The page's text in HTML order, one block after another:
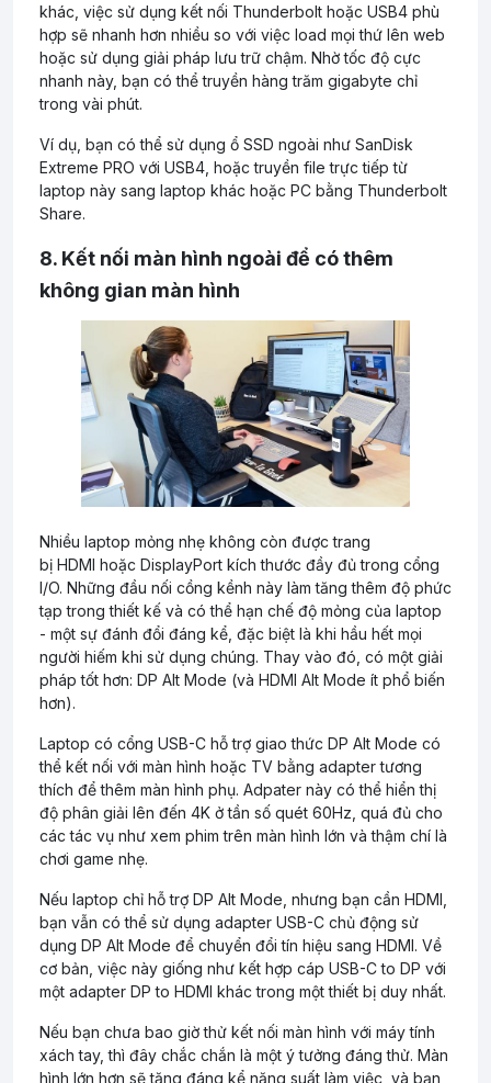
khác, việc sử dụng kết nối Thunderbolt hoặc USB4 phù
hợp sẽ nhanh hơn nhiều so với việc load mọi thứ lên web
hoặc sử dụng giải pháp lưu trữ chậm. Nhờ tốc độ cực
nhanh này, bạn có thể truyền hàng trăm gigabyte chỉ
trong vài phút.
Ví dụ, bạn có thể sử dụng ổ SSD ngoài như SanDisk
Extreme PRO với USB4, hoặc truyền file trực tiếp từ
laptop này sang laptop khác hoặc PC bằng Thunderbolt
Share.
8. Kết nối màn hình ngoài để có thêm
không gian màn hình
Nhiều laptop mỏng nhẹ không còn được trang
bị HDMI hoặc DisplayPort kích thước đầy đủ trong cổng
I/O. Những đầu nối cồng kềnh này làm tăng thêm độ phức
tạp trong thiết kế và có thể hạn chế độ mỏng của laptop
- một sự đánh đổi đáng kể, đặc biệt là khi hầu hết mọi
người hiếm khi sử dụng chúng. Thay vào đó, có một giải
pháp tốt hơn: DP Alt Mode (và HDMI Alt Mode ít phổ biến
hơn).
Laptop có cổng USB-C hỗ trợ giao thức DP Alt Mode có
thể kết nối với màn hình hoặc TV bằng adapter tương
thích để thêm màn hình phụ. Adpater này có thể hiển thị
độ phân giải lên đến 4K ở tần số quét 60Hz, quá đủ cho
các tác vụ như xem phim trên màn hình lớn và thậm chí là
chơi game nhẹ.
Nếu laptop chỉ hỗ trợ DP Alt Mode, nhưng bạn cần HDMI,
bạn vẫn có thể sử dụng adapter USB-C chủ động sử
dụng DP Alt Mode để chuyển đổi tín hiệu sang HDMI. Về
cơ bản, việc này giống như kết hợp cáp USB-C to DP với
một adapter DP to HDMI khác trong một thiết bị duy nhất.
Nếu bạn chưa bao giờ thử kết nối màn hình với máy tính
xách tay, thì đây chắc chắn là một ý tưởng đáng thử. Màn
hình lớn hơn sẽ tăng đáng kể năng suất làm việc, và bạn